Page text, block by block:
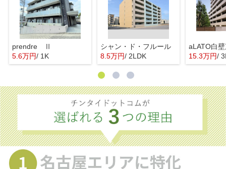
prendre Ⅱ
5.6万円/ 1K
シャン・ド・フルール
8.5万円/ 2LDK
aLATO白
15.3万円/